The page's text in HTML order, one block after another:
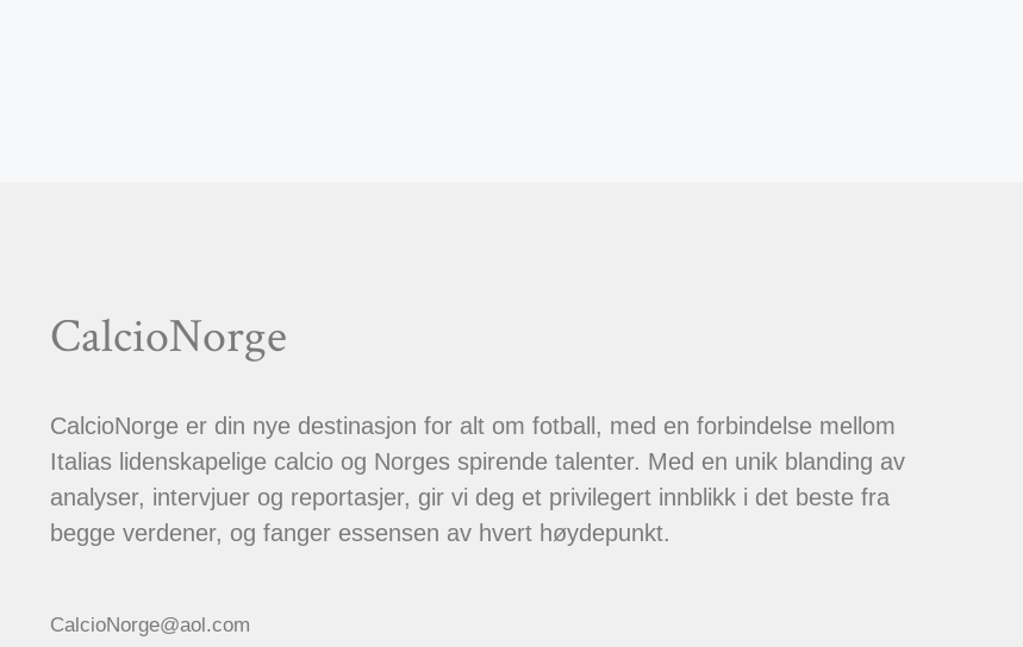
CalcioNorge
CalcioNorge er din nye destinasjon for alt om fotball, med en forbindelse mellom
Italias lidenskapelige calcio og Norges spirende talenter. Med en unik blanding av
analyser, intervjuer og reportasjer, gir vi deg et privilegert innblikk i det beste fra
begge verdener, og fanger essensen av hvert høydepunkt.
CalcioNorge@aol.com